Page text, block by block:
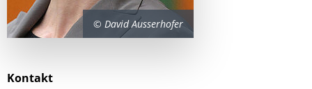
© David Ausserhofer
Kontakt